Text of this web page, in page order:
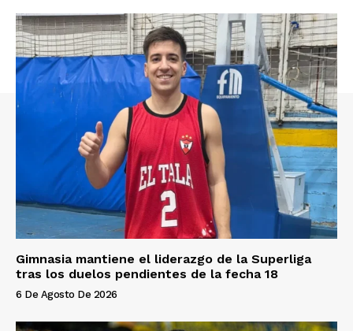
Gimnasia mantiene el liderazgo de la Superliga
tras los duelos pendientes de la fecha 18
6 De Agosto De 2026